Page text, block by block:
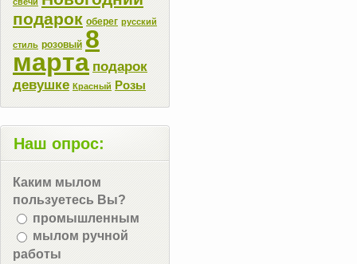
подарок оберег русский
стиль розовый 8
марта подарок
девушке Красный Розы
Наш опрос:
Каким мылом
пользуетесь Вы?
промышленным
мылом ручной
работы